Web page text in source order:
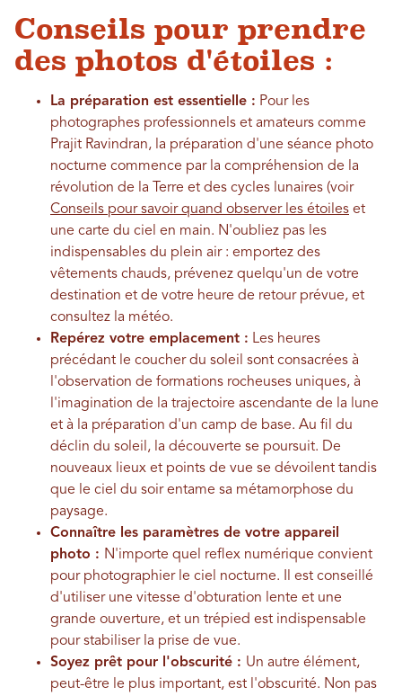
Conseils pour prendre
des photos d'étoiles :
La préparation est essentielle : Pour les
photographes professionnels et amateurs comme
Prajit Ravindran, la préparation d'une séance photo
nocturne commence par la compréhension de la
révolution de la Terre et des cycles lunaires (voir
Conseils pour savoir quand observer les étoiles et
une carte du ciel en main. N'oubliez pas les
indispensables du plein air : emportez des
vêtements chauds, prévenez quelqu'un de votre
destination et de votre heure de retour prévue, et
consultez la météo.
Repérez votre emplacement : Les heures
précédant le coucher du soleil sont consacrées à
l'observation de formations rocheuses uniques, à
l'imagination de la trajectoire ascendante de la lune
et à la préparation d'un camp de base. Au fil du
déclin du soleil, la découverte se poursuit. De
nouveaux lieux et points de vue se dévoilent tandis
que le ciel du soir entame sa métamorphose du
paysage.
Connaître les paramètres de votre appareil
photo : N'importe quel reflex numérique convient
pour photographier le ciel nocturne. Il est conseillé
d'utiliser une vitesse d'obturation lente et une
grande ouverture, et un trépied est indispensable
pour stabiliser la prise de vue.
Soyez prêt pour l'obscurité : Un autre élément,
peut-être le plus important, est l'obscurité. Non pas